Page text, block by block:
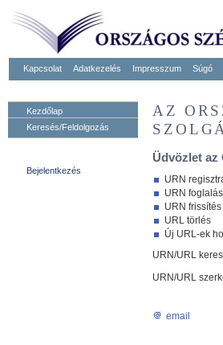
Kapcsolat Adatkezelés Impresszum Súgó
Kezdőlap
Keresés/Feldolgozás
Bejelentkezés
AZ
Üdvözlet az
URN
URN foglalás
URN frissítés
URL törlés
Új URL-ek
URN/URL
URN/URL
email